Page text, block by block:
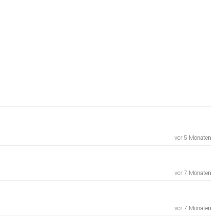
vor 5 Monaten
vor 7 Monaten
vor 7 Monaten